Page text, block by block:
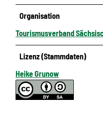
Organisation
Tourismusverband
Lizenz (Stammdaten)
Heike Grunow